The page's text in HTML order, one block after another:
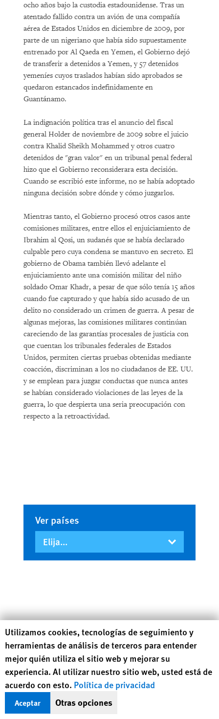
Artículo introductorio
ocho años bajo la custodia estadounidense. Tras un
atentado fallido contra un avión de una compañía
aérea de Estados Unidos en diciembre de 2009, por
parte de un nigeriano que había sido supuestamente
entrenado por Al Qaeda en Yemen, el Gobierno dejó
de transferir a detenidos a Yemen, y 57 detenidos
yemeníes cuyos traslados habían sido aprobados se
quedaron estancados indefinidamente en
Guantánamo.
La indignación política tras el anuncio del fiscal
general Holder de noviembre de 2009 sobre el juicio
contra Khalid Sheikh Mohammed y otros cuatro
detenidos de "gran valor" en un tribunal penal federal
hizo que el Gobierno reconsiderara esta decisión.
Cuando se escribió este informe, no se había adoptado
ninguna decisión sobre dónde y cómo juzgarlos.
Mientras tanto, el Gobierno procesó otros casos ante
comisiones militares, entre ellos el enjuiciamiento de
Ibrahim al Qosi, un sudanés que se había declarado
culpable pero cuya condena se mantuvo en secreto. El
gobierno de Obama también llevó adelante el
enjuiciamiento ante una comisión militar del niño
soldado Omar Khadr, a pesar de que sólo tenía 15 años
cuando fue capturado y que había sido acusado de un
delito no considerado un crimen de guerra. A pesar de
algunas mejoras, las comisiones militares continúan
careciendo de las garantías procesales de justicia con
que cuentan los tribunales federales de Estados
Unidos, permiten ciertas pruebas obtenidas mediante
coacción, discriminan a los no ciudadanos de EE. UU.
y se emplean para juzgar conductas que nunca antes
se habían considerado violaciones de las leyes de la
guerra, lo que despierta una seria preocupación con
respecto a la retroactividad.
Ver países
Human Rights Watch cookie preferences
Utilizamos cookies, tecnologías de seguimiento y
herramientas de análisis de terceros para entender
mejor quién utiliza el sitio web y mejorar su
experiencia. Al utilizar nuestro sitio web, usted está de
acuerdo con esto. Política de privacidad
Aceptar Otras opciones